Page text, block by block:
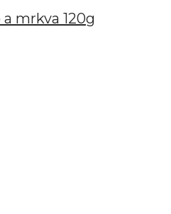
mrkva 120g